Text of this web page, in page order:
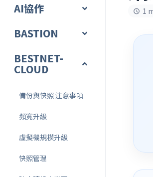
AI協作
BASTION
BESTNET-
CLOUD
備份與快照 注意事項
頻寬升級
虛擬機規模升級
快照管理
1